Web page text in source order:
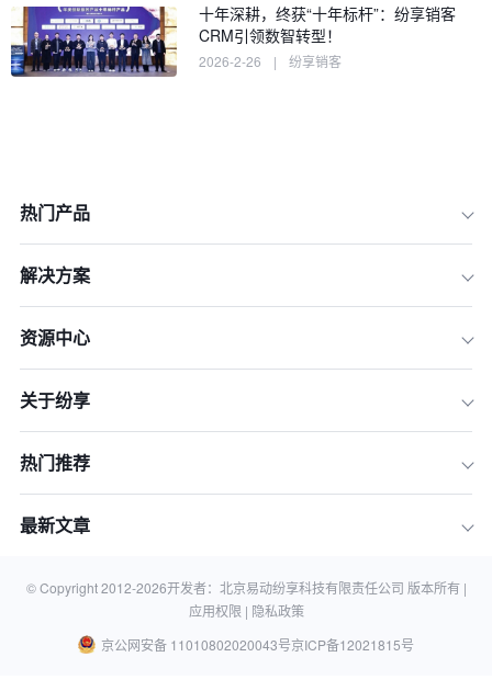
十年深耕，终获“十年标杆”：纷享销客
CRM引领数智转型！
2026-2-26 | 纷享销客
热门产品
解决方案
资源中心
关于纷享
热门推荐
最新文章
© Copyright 2012-2026开发者：北京易动纷享科技有限责任公司 版本所有 |
应用权限 | 隐私政策
京公网安备 11010802020043号京ICP备12021815号